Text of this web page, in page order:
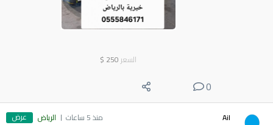
السعر 250
$
0
Ail منذ 5 ساعات الرياض عرض